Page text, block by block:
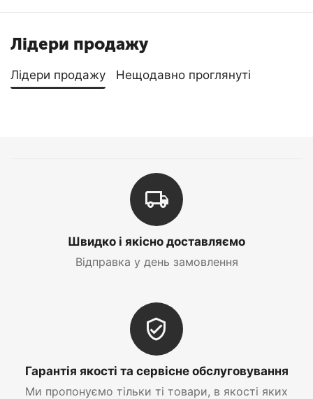
Лідери продажу
Лідери продажу Нещодавно проглянуті
Швидко і якісно доставляємо
Відправка у день замовлення
Гарантія якості та сервісне обслуговування
Ми пропонуємо тільки ті товари, в якості яких